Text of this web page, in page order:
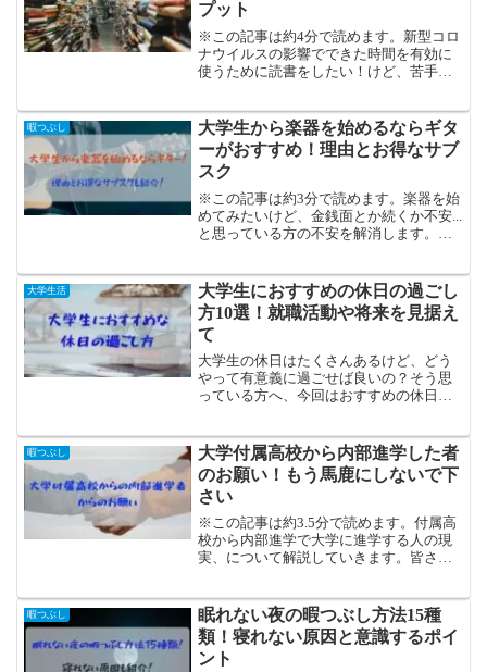
プット
※この記事は約4分で読めます。新型コロ
ナウイルスの影響でできた時間を有効に
使うために読書をしたい！けど、苦手意
すよ！皆さんこんにちは！現役大学生の
かしわです。突然...
暇つぶし
大学生から楽器を始めるならギタ
ーがおすすめ！理由とお得なサブ
スク
※この記事は約3分で読めます。楽器を始
めてみたいけど、金銭面とか続くか不安...
と思っている方の不安を解消します。皆
しいことに挑戦したい大学生はきっと多
いはず！...
大学生活
大学生におすすめの休日の過ごし
方10選！就職活動や将来を見据え
て
大学生の休日はたくさんあるけど、どう
やって有意義に過ごせば良いの？そう思
っている方へ、今回はおすすめの休日の
も活かせるような経験ができるかもしれ
ませんよ！
暇つぶし
大学付属高校から内部進学した者
のお願い！もう馬鹿にしないで下
さい
※この記事は約3.5分で読めます。付属高
校から内部進学で大学に進学する人の現
実、について解説していきます。皆さん
いて、どのようなイメージを持っていま
すか？「頭悪そう.....
暇つぶし
眠れない夜の暇つぶし方法15種
類！寝れない原因と意識するポイ
ント